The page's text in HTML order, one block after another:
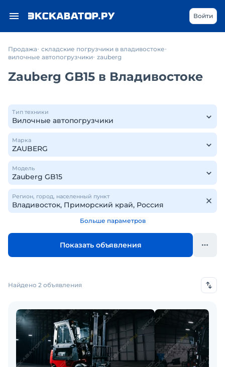
Войти
Продажа складские погрузчики в владивостоке
вилочные автопогрузчики zauberg
Zauberg GB15 в Владивостоке
Тип техники
Марка
Модель
Регион, город, населенный пункт
Больше параметров
Показать объявления
Найдено 2 объявления